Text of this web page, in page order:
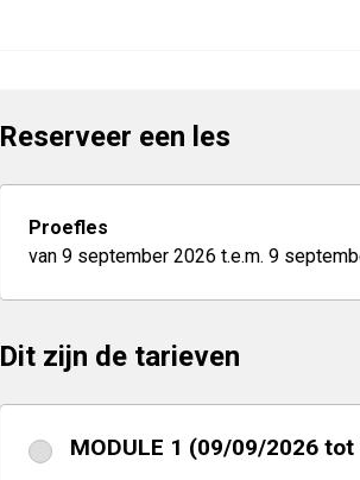
Reserveer een les
Proefles
van 9 september 2026 t.e.m. 9
Dit zijn de tarieven
MODULE 1 (09/09/2026